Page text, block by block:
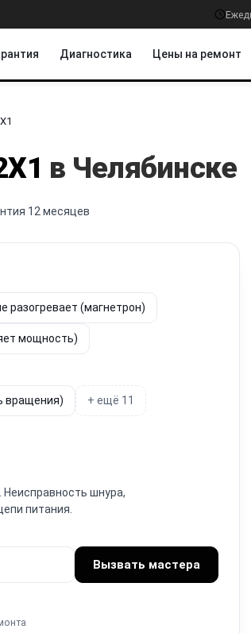
Диагностика Цены на ремонт
в Челябинске
12 месяцев
разогревает (магнетрон)
мощность)
вращения) + ещё 11
Неисправность шнура,
питания.
Вызвать мастера